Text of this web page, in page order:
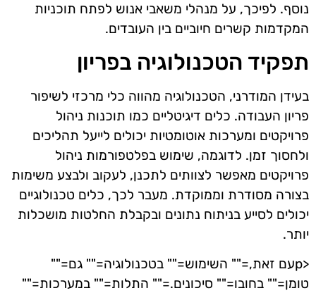
נוסף. לפיכך, על מנהלי משאבי אנוש לפתח תוכניות
המקדמות קשרים חיוביים בין העובדים.
תפקיד הטכנולוגיה בפריון
בעידן המודרני, הטכנולוגיה מהווה כלי מרכזי לשיפור
פריון העבודה. כלים דיגיטליים כמו תוכנות ניהול
פרויקטים ומערכות אוטומטיות יכולים לייעל תהליכים
ולחסוך זמן. לדוגמה, שימוש בפלטפורמות ניהול
פרויקטים מאפשר לצוותים לתכנן, לעקוב ולבצע משימות
בצורה מסודרת וממוקדת. מעבר לכך, כלים טכנולוגיים
יכולים לסייע בניתוח נתונים ובקבלת החלטות מושכלות
יותר.
<pעם זאת,="" השימוש="" בטכנולוגיה="" גם=""
טומן="" בחובו="" סיכונים.="" התלות="" במערכות=""